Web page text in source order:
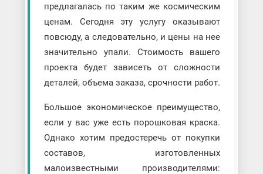
предлагалась по таким же космическим
ценам. Сегодня эту услугу оказывают
повсюду, а следовательно, и цены на нее
значительно упали. Стоимость вашего
проекта будет зависеть от сложности
деталей, объема заказа, срочности работ.
Большое экономическое преимущество,
если у вас уже есть порошковая краска.
Однако хотим предостеречь от покупки
составов, изготовленных
малоизвестными производителями: